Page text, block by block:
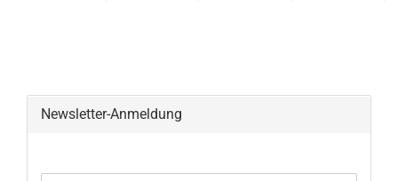
Newsletter-Anmeldung